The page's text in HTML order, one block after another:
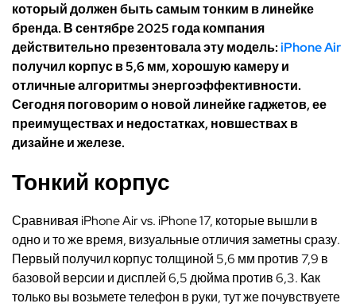
который должен быть самым тонким в линейке
бренда. В сентябре 2025 года компания
действительно презентовала эту модель:iPhone Air
получил корпус в 5,6 мм, хорошую камеру и
отличные алгоритмы энергоэффективности.
Сегодня поговорим о новой линейке гаджетов, ее
преимуществах и недостатках, новшествах в
дизайне и железе.
Тонкий корпус
Сравнивая iPhone Air vs. iPhone 17, которые вышли в
одно и то же время, визуальные отличия заметны сразу.
Первый получил корпус толщиной 5,6 мм против 7,9 в
базовой версии и дисплей 6,5 дюйма против 6,3. Как
только вы возьмете телефон в руки, тут же почувствуете